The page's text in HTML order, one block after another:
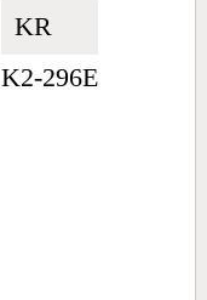
KR🇰🇷
K2-296E